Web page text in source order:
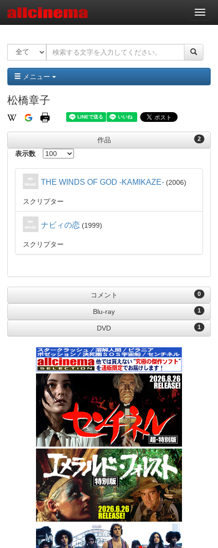
ナ
ビ
ー
ョ
ン
メニュー
松橋章子
2
作品
表示数
THE WINDS OF GOD -KAMIKAZE- 2006
スクリプター
ナビィの恋 1999
スクリプター
0
コメント
1
Blu-ray
1
DVD